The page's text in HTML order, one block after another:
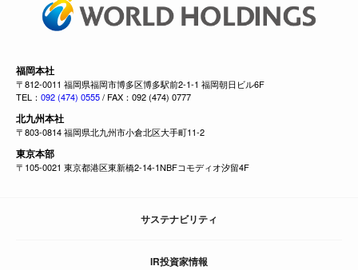
福岡本社
〒812-0011 福岡県福岡市博多区博多駅前2-1-1 福岡朝日ビル6F
TEL： 092 (474) 0555/ FAX：092 (474) 0777
北九州本社
〒803-0814 福岡県北九州市小倉北区大手町11-2
東京本部
〒105-0021 東京都港区東新橋2-14-1NBFコモディオ汐留4F
サステナビリティ
IR投資家情報